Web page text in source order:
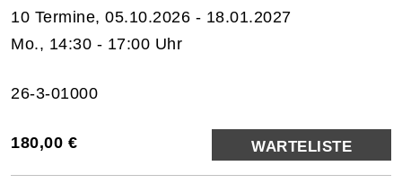
10 Termine, 05.10.2026 - 18.01.2027
Mo., 14:30 - 17:00 Uhr
26-3-01000
180,00 € WARTELISTE